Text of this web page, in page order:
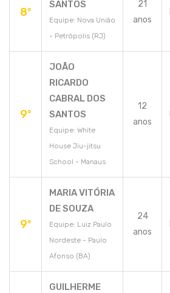
8º
SANTOS
Equipe: Nova União
- Petrópolis (RJ)
21
anos
9º
JOÃO
RICARDO
CABRAL DOS
SANTOS
Equipe: White
House Jiu-jitsu
School - Manaus
12
anos
9º
MARIA VITÓRIA
DE SOUZA
Equipe: Luiz Paulo
Nordeste - Paulo
Afonso (BA)
24
anos
GUILHERME